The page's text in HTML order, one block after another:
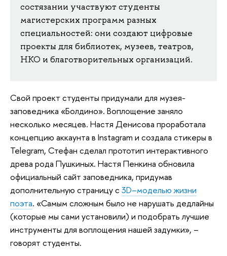
состязании участвуют студенты
магистерских программ разных
специальностей: они создают цифровые
проекты для библиотек, музеев, театров,
НКО и благотворительных организаций.
Свой проект студенты придумали для музея-
заповедника «Болдино». Воплощение заняло
несколько месяцев. Настя Денисова проработала
концепцию аккаунта в Instagram и создала стикеры в
Telegram, Стефан сделал прототип интерактивного
древа рода Пушкиных. Настя Пенкина обновила
официальный сайт заповедника, придумав
дополнительную страницу с 3D–моделью жизни
поэта. «Самым сложным было не нарушать дедлайны
(которые мы сами установили) и подобрать лучшие
инструменты для воплощения нашей задумки», –
говорят студенты.